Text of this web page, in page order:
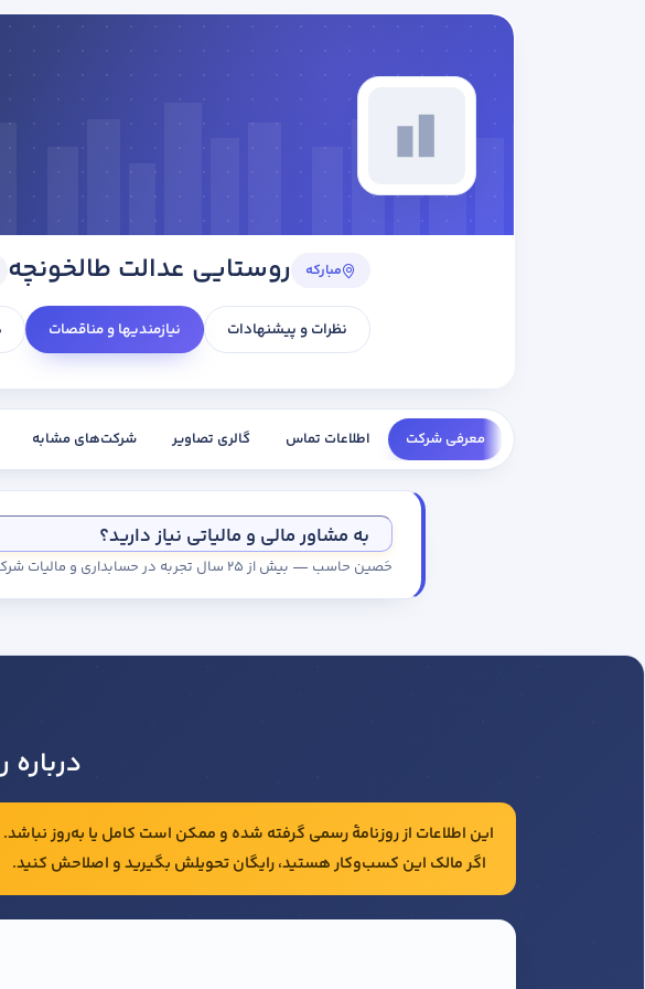
مبارکه روستایی عدالت طالخونچه
نظرات و پیشنهادات نیازمندیها و مناقصات
معرفی شرکت اطلاعات تماس گالری تصاویر شرکت‌های مشابه
به مشاور مالی و مالیاتی نیاز دارید؟
حَصین حاسب — بیش از ۲۵ سال تجربه در حسابداری و مالیات شرکت‌ها
این اطلاعات از روزنامهٔ رسمی گرفته شده و ممکن است کامل یا به‌روز نباشد.
اگر مالک این کسب‌وکار هستید، رایگان تحویلش بگیرید و اصلاحش کنید.